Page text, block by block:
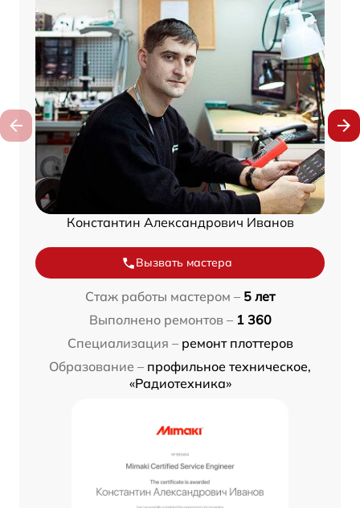
Константин Александрович Иванов
Вызвать мастера
Стаж работы мастером – 5 лет
Выполнено ремонтов – 1 360
Специализация – ремонт плоттеров
Образование – профильное техническое,
«Радиотехника»